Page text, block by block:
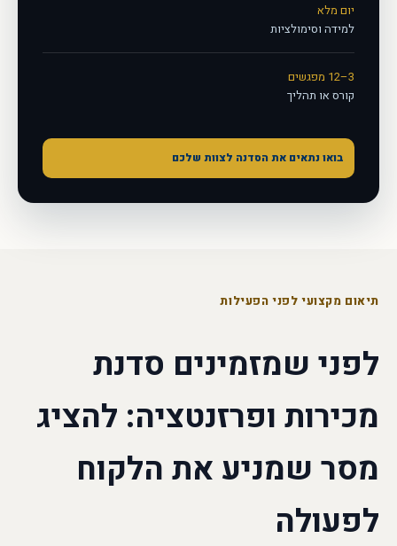
יום מלא
למידה וסימולציות
3–12 מפגשים
קורס או תהליך
בואו נתאים את הסדנה לצוות שלכם
תיאום מקצועי לפני הפעילות
לפני שמזמינים סדנת
מכירות ופרזנטציה: להציג
מסר שמניע את הלקוח
לפעולה